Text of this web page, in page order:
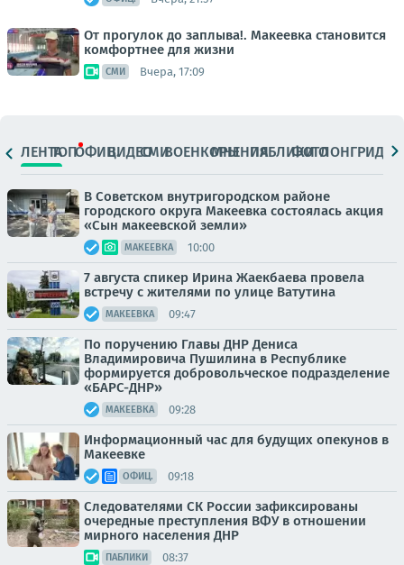
От прогулок до заплыва!. Макеевка становится
комфортнее для жизни
СМИ Вчера, 17:09
ЛЕНТАТОПОФИЦ.ВИДЕОСМИВОЕНКОРЫМНЕНИЯПАБЛИКИ
ФОТОЛОНГРИДЫ
В Советском внутригородском районе
городского округа Макеевка состоялась акция
«Сын макеевской земли»
МАКЕЕВКА 10:00
7 августа спикер Ирина Жаекбаева провела
встречу с жителями по улице Ватутина
МАКЕЕВКА 09:47
По поручению Главы ДНР Дениса
Владимировича Пушилина в Республике
формируется добровольческое подразделение
«БАРС-ДНР»
МАКЕЕВКА 09:28
Информационный час для будущих опекунов в
Макеевке
ОФИЦ. 09:18
Следователями СК России зафиксированы
очередные преступления ВФУ в отношении
мирного населения ДНР
ПАБЛИКИ 08:37